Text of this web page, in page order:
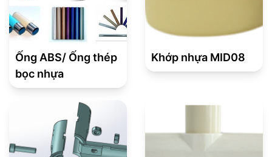
Ống ABS/ Ống thép
bọc nhựa
Khớp nhựa MID08